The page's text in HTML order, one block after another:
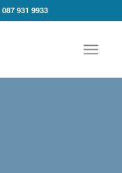
931 9933